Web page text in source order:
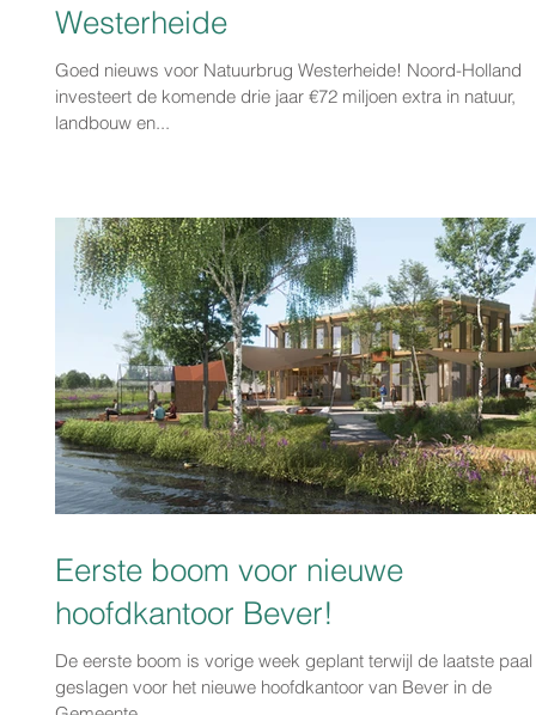
Westerheide
Goed nieuws voor Natuurbrug Westerheide! Noord-Holland
investeert de komende drie jaar €72 miljoen extra in natuur,
landbouw en...
Eerste boom voor nieuwe
hoofdkantoor Bever!
De eerste boom is vorige week geplant terwijl de laatste
geslagen voor het nieuwe hoofdkantoor van Bever in de